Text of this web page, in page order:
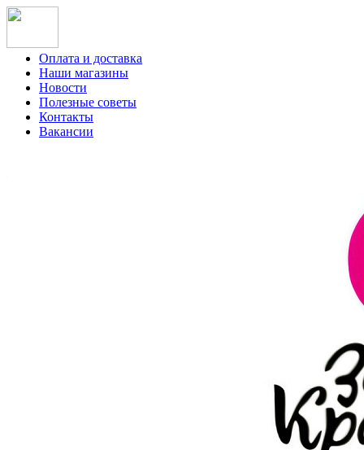
Оплата и доставка
Наши магазины
Новости
Полезные советы
Контакты
Вакансии